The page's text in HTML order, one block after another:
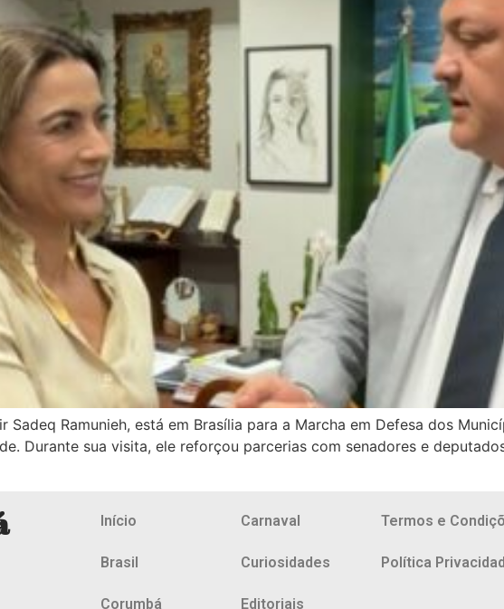
Sadeq Ramunieh, está em Brasília para a Marcha em Defesa dos
Durante sua visita, ele reforçou parcerias com senadores e
Início
Brasil
Corumbá
Carnaval
Curiosidades
Editoriais
Termos e
Política